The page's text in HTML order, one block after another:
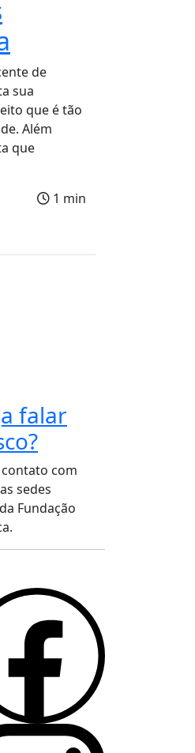
de
sua
que é tão
Além
que
1 min
falar
com
sedes
Fundação